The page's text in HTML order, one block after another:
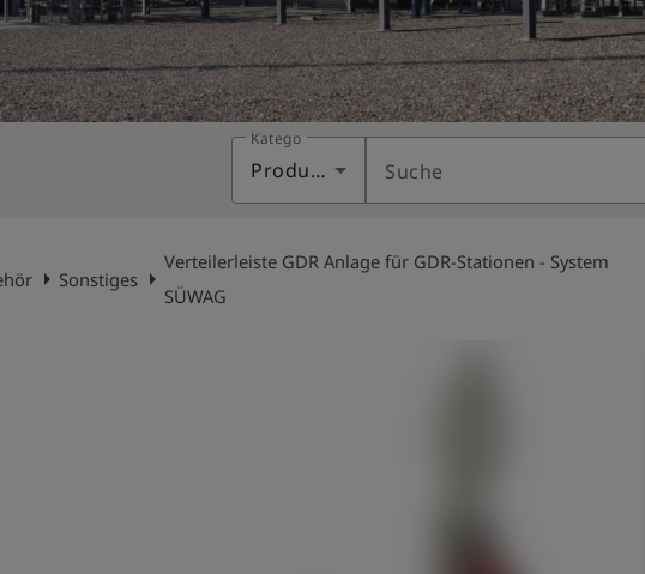
Kategorie
Produkte Suche
arrow_rightSonstiges arrow_right
Verteilerleiste GDR Anlage für GDR-Stationen - System
SÜWAG